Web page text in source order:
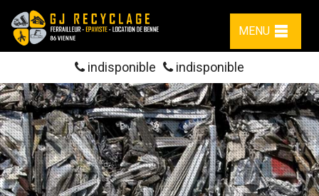
MENU
indisponible indisponible